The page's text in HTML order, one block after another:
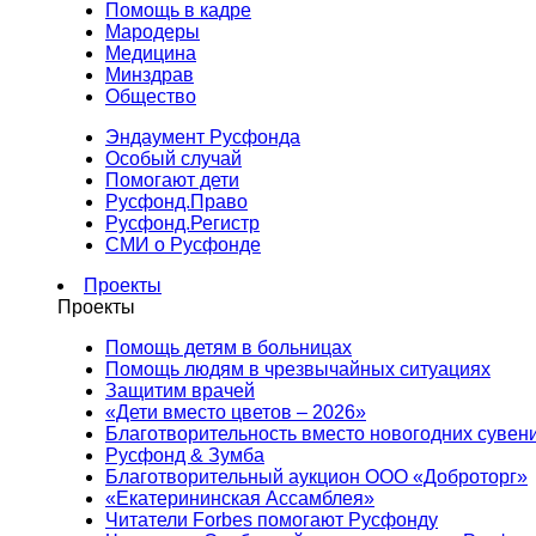
Помощь в кадре
Мародеры
Медицина
Минздрав
Общество
Эндаумент Русфонда
Особый случай
Помогают дети
Русфонд.Право
Русфонд.Регистр
СМИ о Русфонде
Проекты
Проекты
Помощь детям в больницах
Помощь людям в чрезвычайных ситуациях
Защитим врачей
«Дети вместо цветов – 2026»
Благотворительность вместо новогодних
Русфонд & Зумба
Благотворительный аукцион ООО «Доброторг»
«Екатерининская Ассамблея»
Читатели Forbes помогают Русфонду